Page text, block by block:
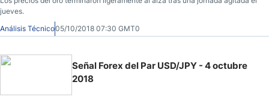
jueves.
Análisis Técnico05/10/2018 07:30 GMT0
Señal Forex del Par USD/JPY - 4 octubre
2018